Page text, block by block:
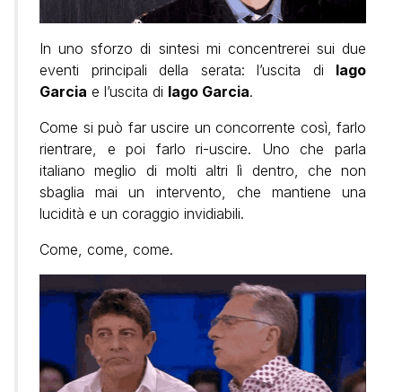
In uno sforzo di sintesi mi concentrerei sui due
eventi principali della serata: l’uscita di Iago
Garcia e l’uscita di Iago Garcia.
Come si può far uscire un concorrente così, farlo
rientrare, e poi farlo ri-uscire. Uno che parla
italiano meglio di molti altri lì dentro, che non
sbaglia mai un intervento, che mantiene una
lucidità e un coraggio invidiabili.
Come, come, come.